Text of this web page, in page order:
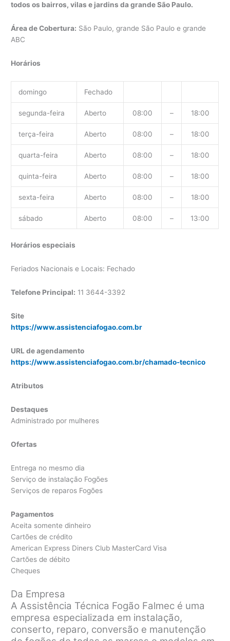
todos os bairros, vilas e jardins da grande São Paulo.
Área de Cobertura: São Paulo, grande São Paulo e grande
ABC
Horários
domingo Fechado
segunda-feira Aberto 08:00 – 18:00
terça-feira Aberto 08:00 – 18:00
quarta-feira Aberto 08:00 – 18:00
quinta-feira Aberto 08:00 – 18:00
sexta-feira Aberto 08:00 – 18:00
sábado Aberto 08:00 – 13:00
Horários especiais
Feriados Nacionais e Locais: Fechado
Telefone Principal: 11 3644-3392
Site
https://www.assistenciafogao.com.br
URL de agendamento
https://www.assistenciafogao.com.br/chamado-tecnico
Atributos
Destaques
Administrado por mulheres
Ofertas
Entrega no mesmo dia
Serviço de instalação Fogões
Serviços de reparos Fogões
Pagamentos
Aceita somente dinheiro
Cartões de crédito
American Express Diners Club MasterCard Visa
Cartões de débito
Cheques
Da Empresa
A Assistência Técnica Fogão Falmec é uma
empresa especializada em instalação,
conserto, reparo, conversão e manutenção